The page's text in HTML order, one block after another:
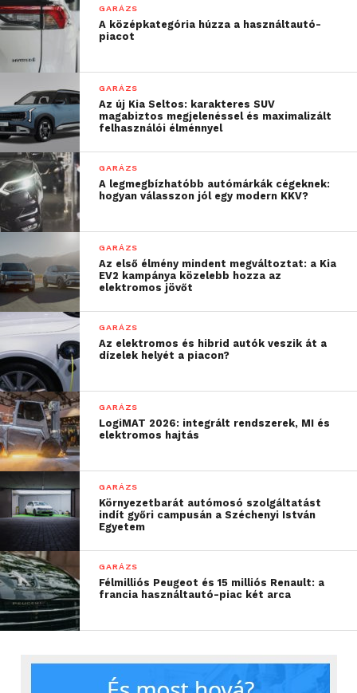
GARÁZS
A középkategória húzza a használtautó-
piacot
GARÁZS
Az új Kia Seltos: karakteres SUV
magabiztos megjelenéssel és maximalizált
felhasználói élménnyel
GARÁZS
A legmegbízhatóbb autómárkák cégeknek:
hogyan válasszon jól egy modern KKV?
GARÁZS
Az első élmény mindent megváltoztat: a Kia
EV2 kampánya közelebb hozza az
elektromos jövőt
GARÁZS
Az elektromos és hibrid autók veszik át a
dízelek helyét a piacon?
GARÁZS
LogiMAT 2026: integrált rendszerek, MI és
elektromos hajtás
GARÁZS
Környezetbarát autómosó szolgáltatást
indít győri campusán a Széchenyi István
Egyetem
GARÁZS
Félmilliós Peugeot és 15 milliós Renault: a
francia használtautó-piac két arca